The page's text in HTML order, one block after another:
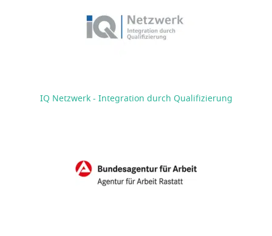
IQ Netzwerk - Integration durch Qualifizierung